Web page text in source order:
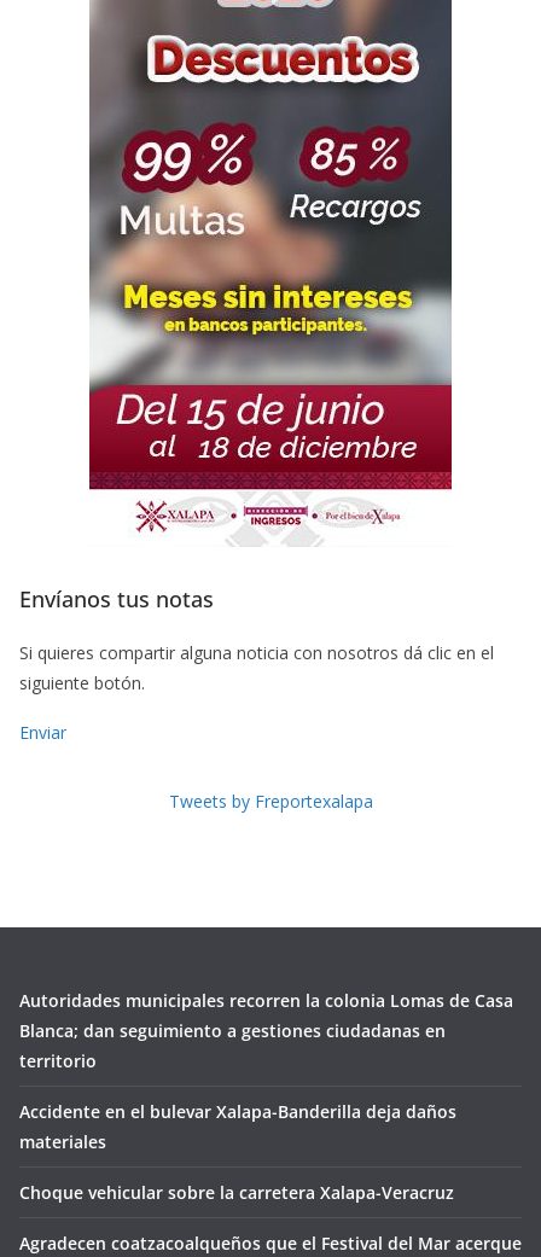
Envíanos tus notas
Si quieres compartir alguna noticia con nosotros dá clic en el
siguiente botón.
Enviar
Tweets by Freportexalapa
Autoridades municipales recorren la colonia Lomas de Casa
Blanca; dan seguimiento a gestiones ciudadanas en
territorio
Accidente en el bulevar Xalapa-Banderilla deja daños
materiales
Choque vehicular sobre la carretera Xalapa-Veracruz
Agradecen coatzacoalqueños que el Festival del Mar acerque